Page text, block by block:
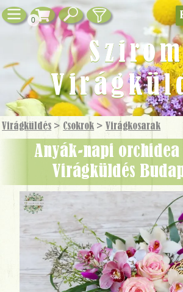
0
Virágküldés > Csokrok > Virág­kosarak
Anyák-napi orchidea kehely -
Virágküldés